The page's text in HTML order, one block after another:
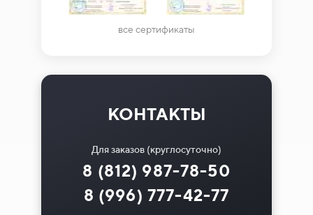
все сертификаты
КОНТАКТЫ
Для заказов (круглосуточно)
8 (996) 777-42-77
8 (812) 987-78-50